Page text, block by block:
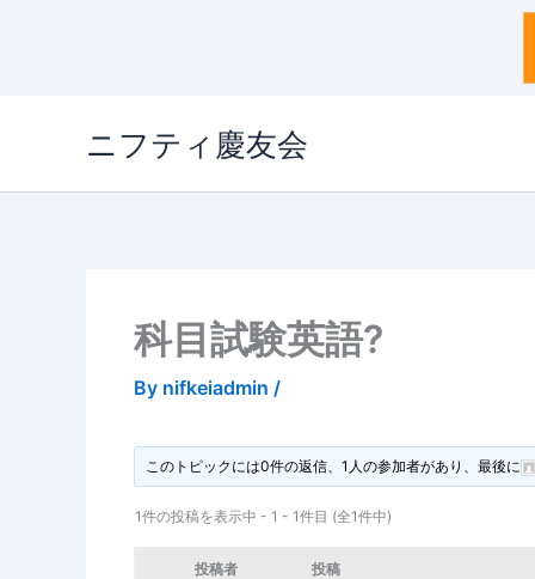
ニフティ慶友会
科目試験英語?
By nifkeiadmin /
このトピックには0件の返信、1人の参加者があり、最後に
1件の投稿を表示中 - 1 - 1件目 (全1件中)
投稿者 投稿